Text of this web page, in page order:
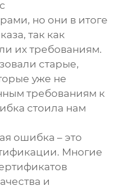
но они в итоге
так как
их требованиям.
старые,
уже не
требованиям к
стоила нам
ошибка – это
Многие
и